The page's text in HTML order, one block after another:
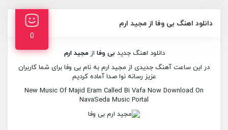
دانلود اهنگ بی وفا از مجید ارم
0
دانلود اهنگ جدید بی وفا از مجید ارم
در این ساعت آهنگ جدیدی از مجید ارم به نام بی وفا برای شما کاربران
عزیز رسانه نوا صدا آماده کردیم
New Music Of Majid Eram Called Bi Vafa Now Download On
NavaSeda Music Portal